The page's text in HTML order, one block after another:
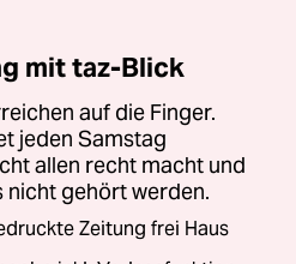
mit taz-Blick
auf die Finger.
jeden Samstag
allen recht macht und
nicht gehört werden.
Zeitung frei Haus